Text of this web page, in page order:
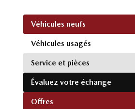
Véhicules neufs
Véhicules usagés
Service et pièces
Évaluez votre échange
Offres